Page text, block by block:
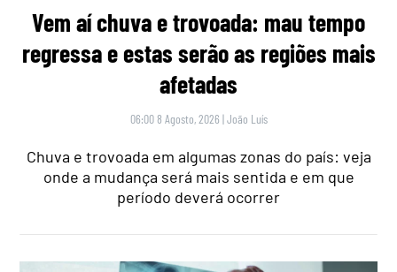
Vem aí chuva e trovoada: mau tempo
regressa e estas serão as regiões mais
afetadas
06:00 8 Agosto, 2026 |João Luís
Chuva e trovoada em algumas zonas do país: veja
onde a mudança será mais sentida e em que
período deverá ocorrer